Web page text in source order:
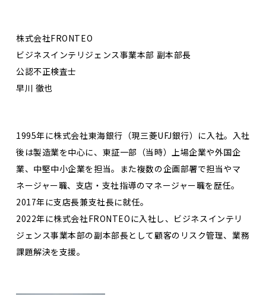
株式会社FRONTEO
ビジネスインテリジェンス事業本部 副本部長
公認不正検査士
早川 徹也
1995年に株式会社東海銀行（現三菱UFJ銀行）に入社。入社
後は製造業を中心に、東証一部（当時）上場企業や外国企
業、中堅中小企業を担当。また複数の企画部署で担当やマ
ネージャー職、支店・支社指導のマネージャー職を歴任。
2017年に支店長兼支社長に就任。
2022年に株式会社FRONTEOに入社し、ビジネスインテリ
ジェンス事業本部の副本部長として顧客のリスク管理、業務
課題解決を支援。